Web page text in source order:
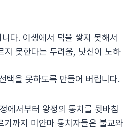
다. 이생에서 덕을 쌓지 못해서
지 못한다는 두려움, 낫신이 노하
택을 못하도록 만들어 버립니다.
에서부터 왕정의 통치를 뒷바침
까지 미얀마 통치자들은 불교와